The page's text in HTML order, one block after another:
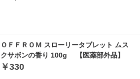
ＯＦＦＲＯＭ スローリータブレット ムス
クサボンの香り 100g 【医薬部外品】
￥330